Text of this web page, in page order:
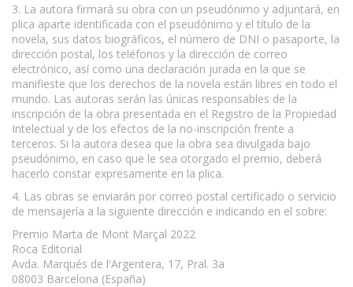
3. La autora firmará su obra con un pseudónimo y adjuntará, en
plica aparte identificada con el pseudónimo y el título de la
novela, sus datos biográficos, el número de DNI o pasaporte, la
dirección postal, los teléfonos y la dirección de correo
electrónico, así como una declaración jurada en la que se
manifieste que los derechos de la novela están libres en todo el
mundo. Las autoras serán las únicas responsables de la
inscripción de la obra presentada en el Registro de la Propiedad
Intelectual y de los efectos de la no-inscripción frente a
terceros. Si la autora desea que la obra sea divulgada bajo
pseudónimo, en caso que le sea otorgado el premio, deberá
hacerlo constar expresamente en la plica.
4. Las obras se enviarán por correo postal certificado o servicio
de mensajería a la siguiente dirección e indicando en el sobre:
Premio Marta de Mont Marçal 2022
Roca Editorial
Avda. Marqués de l'Argentera, 17, Pral. 3a
08003 Barcelona (España)